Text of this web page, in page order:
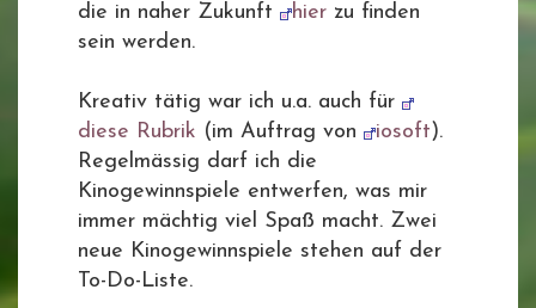
die in naher Zukunft
hier zu finden
sein werden.
Kreativ tätig war ich u.a. auch für
diese Rubrik (im Auftrag von iosoft).
Regelmässig darf ich die
Kinogewinnspiele entwerfen, was mir
immer mächtig viel Spaß macht. Zwei
neue Kinogewinnspiele stehen auf der
To-Do-Liste.